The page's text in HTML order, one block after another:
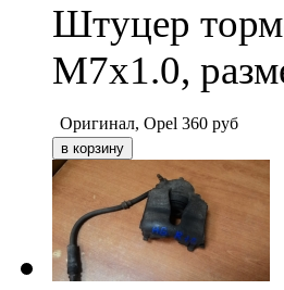
Штуцер
М7х1.0,
Оригинал, Opel 360 руб